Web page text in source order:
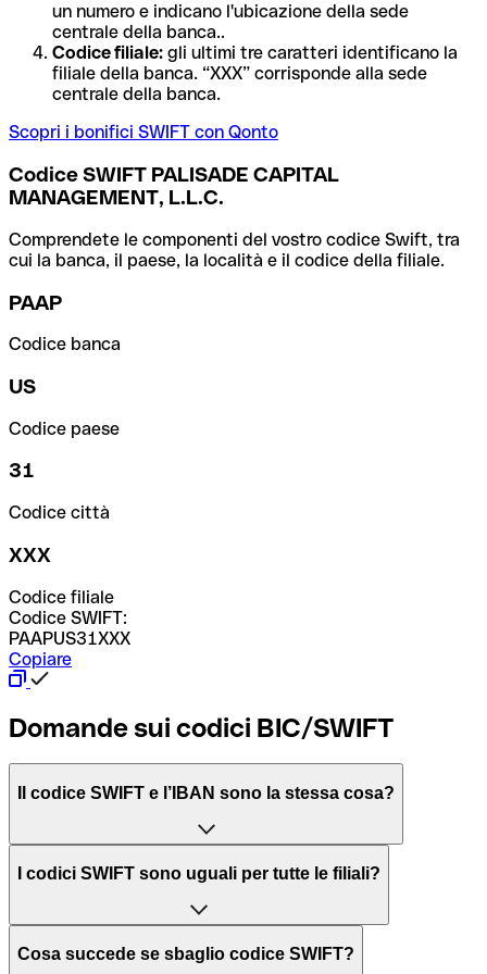
un numero e indicano l'ubicazione della sede
centrale della banca..
Codice filiale: gli ultimi tre caratteri identificano la
filiale della banca. “XXX” corrisponde alla sede
centrale della banca.
Scopri i bonifici SWIFT con Qonto
Codice SWIFT PALISADE CAPITAL
MANAGEMENT, L.L.C.
Comprendete le componenti del vostro codice Swift, tra
cui la banca, il paese, la località e il codice della filiale.
PAAP
Codice banca
US
Codice paese
31
Codice città
XXX
Codice filiale
Codice SWIFT:
PAAPUS31XXX
Copiare
Domande sui codici BIC/SWIFT
Il codice SWIFT e l’IBAN sono la stessa cosa?
L'acronimo SWIFT sta per “Society for Worldwide
per l’elaborazione dei pagamenti tra diversi Paesi.
I codici SWIFT sono uguali per tutte le filiali?
Dipende dalle banche. In alcuni casi le banche utilizzano
Cosa succede se sbaglio codice SWIFT?